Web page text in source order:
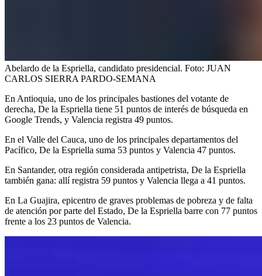
Abelardo de la Espriella, candidato presidencial. Foto: JUAN
CARLOS SIERRA PARDO-SEMANA
En Antioquia, uno de los principales bastiones del votante de
derecha, De la Espriella tiene 51 puntos de interés de búsqueda en
Google Trends, y Valencia registra 49 puntos.
En el Valle del Cauca, uno de los principales departamentos del
Pacífico, De la Espriella suma 53 puntos y Valencia 47 puntos.
En Santander, otra región considerada antipetrista, De la Espriella
también gana: allí registra 59 puntos y Valencia llega a 41 puntos.
En La Guajira, epicentro de graves problemas de pobreza y de falta
de atención por parte del Estado, De la Espriella barre con 77 puntos
frente a los 23 puntos de Valencia.